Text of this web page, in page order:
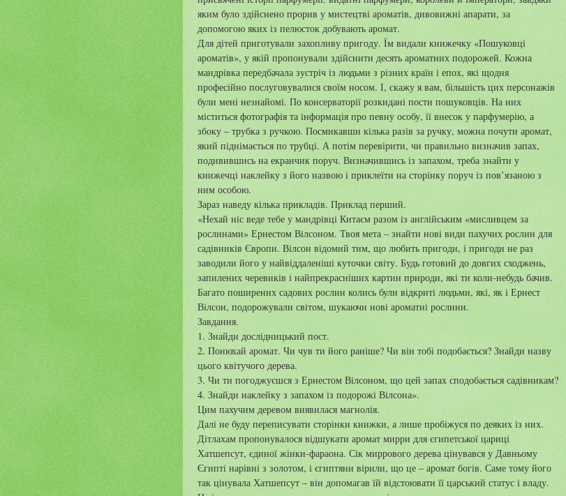
яким було здійснено прорив у мистецтві ароматів, дивовижні апарати, за
допомогою яких із пелюсток добувають аромат.
Для дітей приготували захопливу пригоду. Їм видали книжечку «Пошуковці
ароматів», у якій пропонували здійснити десять ароматних подорожей. Кожна
мандрівка передбачала зустріч із людьми з різних країн і епох, які щодня
професійно послуговувалися своїм носом. І, скажу я вам, більшість цих персонажів
були мені незнайомі. По консерваторії розкидані пости пошуковців. На них
міститься фотографія та інформація про певну особу, її внесок у парфумерію, а
збоку – трубка з ручкою. Посмикавши кілька разів за ручку, можна почути аромат,
який піднімається по трубці. А потім перевірити, чи правильно визначив запах,
подивившись на екранчик поруч. Визначившись із запахом, треба знайти у
книжечці наклейку з його назвою і приклеїти на сторінку поруч із пов’язаною з
ним особою.
Зараз наведу кілька прикладів. Приклад перший.
«Нехай ніс веде тебе у мандрівці Китаєм разом із англійським «мисливцем за
рослинами» Ернестом Вілсоном. Твоя мета – знайти нові види пахучих рослин для
садівників Європи. Вілсон відомий тим, що любить пригоди, і пригоди не раз
заводили його у найвіддаленіші куточки світу. Будь готовий до довгих сходжень,
запилених черевиків і найпрекрасніших картин природи, які ти коли-небудь бачив.
Багато поширених садових рослин колись були відкриті людьми, які, як і Ернест
Вілсон, подорожували світом, шукаючи нові ароматні рослини.
Завдання.
1. Знайди дослідницький пост.
2. Понюхай аромат. Чи чув ти його раніше? Чи він тобі подобається? Знайди назву
цього квітучого дерева.
3. Чи ти погоджуєшся з Ернестом Вілсоном, що цей запах сподобається садівникам?
4. Знайди наклейку з запахом із подорожі Вілсона».
Цим пахучим деревом виявилася магнолія.
Далі не буду переписувати сторінки книжки, а лише пробіжуся по деяких із них.
Дітлахам пропонувалося відшукати аромат мирри для єгипетської цариці
Хатшепсут, єдиної жінки-фараона. Сік миррового дерева цінувався у Давньому
Єгипті нарівні з золотом, і єгиптяни вірили, що це – аромат богів. Саме тому його
так цінувала Хатшепсут – він допомагав їй відстоювати її царський статус і владу.